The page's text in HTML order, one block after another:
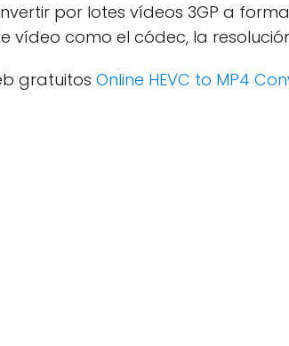
por lotes vídeos 3GP a
como el códec, la
gratuitos Online HEVC to MP4